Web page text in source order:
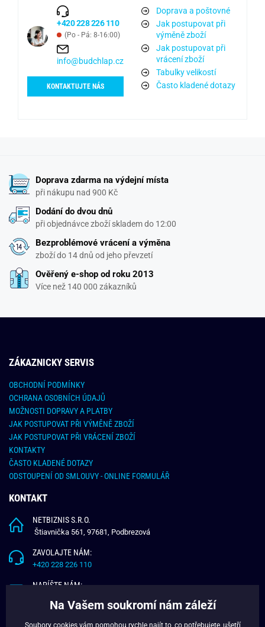
+420 228 226 110
(Po - Pá: 8-16:00)
info@budchlap.cz
KONTAKTUJTE NÁS
Doprava a poštovné
Jak postupovat při
výměně zboží
Jak postupovat při
vrácení zboží
Tabulky velikostí
Často kladené dotazy
Doprava zdarma na výdejní místa
při nákupu nad 900 Kč
Dodání do dvou dnů
při objednávce zboží skladem do 12:00
Bezproblémové vrácení a výměna
zboží do 14 dnů od jeho převzetí
Ověřený e-shop od roku 2013
Více než 140 000 zákazníků
ZÁKAZNICKY SERVIS
OBCHODNÍ PODMÍNKY
OCHRANA OSOBNÍCH ÚDAJŮ
MOŽNOSTI DOPRAVY A PLATBY
JAK POSTUPOVAT PŘI VÝMĚNĚ ZBOŽÍ
JAK POSTUPOVAT PŘI VRÁCENÍ ZBOŽÍ
KONTAKTY
ČASTO KLADENÉ DOTAZY
ODSTOUPENÍ OD SMLOUVY - ONLINE FORMULÁŘ
KONTAKT
NETBIZNIS S.R.O.
Štiavnička 561, 97681, Podbrezová
ZAVOLAJTE NÁM:
+420 228 226 110
NAPÍŠTE NÁM:
Na Vašem soukromí nám záleží
Soubory cookies vám pomohou rychle najít to, co potřebujete, ušetří